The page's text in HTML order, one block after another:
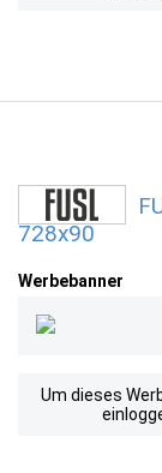
728x90
Werbebanner
Um dieses